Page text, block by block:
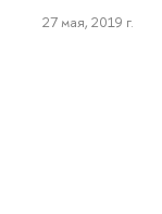
27 мая, 2019 г.